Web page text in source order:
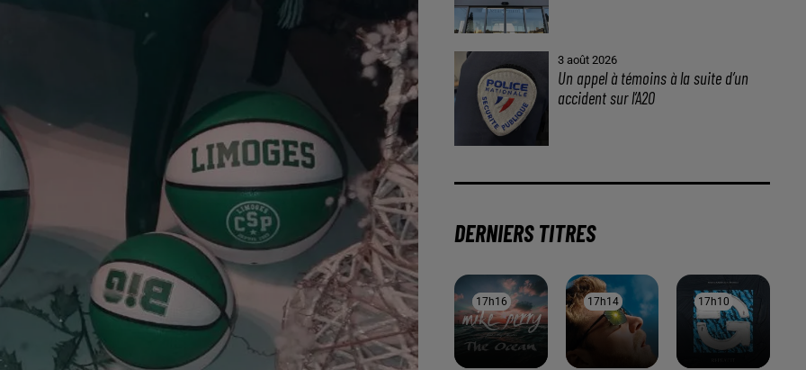
3 août 2026
Un appel à témoins à la suite d’un
accident sur l’A20
DERNIERS TITRES
17h16
17h16 17h14
17h14 17h10
17h10